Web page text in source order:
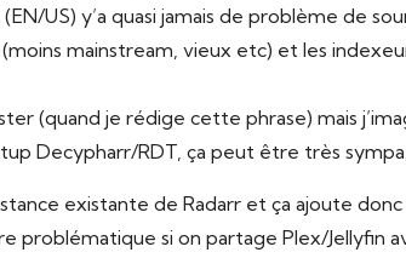
US) y’a quasi jamais de problème de
mainstream, vieux etc) et les
(quand je rédige cette phrase) mais
Decypharr/RDT, ça peut être très
existante de Radarr et ça ajoute
problématique si on partage Plex/Jellyfin